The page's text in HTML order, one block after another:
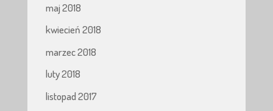
maj 2018
kwiecień 2018
marzec 2018
luty 2018
listopad 2017